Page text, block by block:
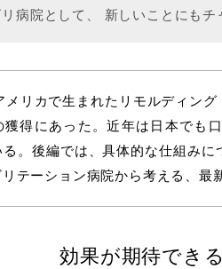
リ病院として、 新しいことにも
メリカで生まれたリモルディン
獲得にあった。近年は日本でも
。後編では、具体的な仕組み
テーション病院から考える、最
効果が期待でき